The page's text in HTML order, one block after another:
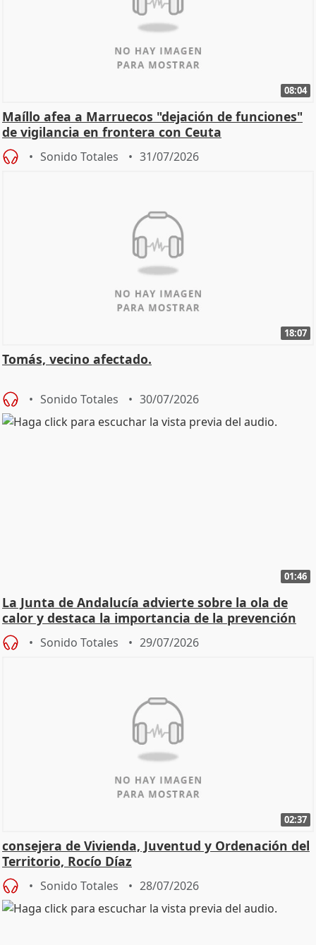
08:04
Maíllo afea a Marruecos "dejación de funciones"
de vigilancia en frontera con Ceuta
Sonido Totales 31/07/2026
18:07
Tomás, vecino afectado.
Sonido Totales 30/07/2026
01:46
La Junta de Andalucía advierte sobre la ola de
calor y destaca la importancia de la prevención
Sonido Totales 29/07/2026
02:37
consejera de Vivienda, Juventud y Ordenación del
Territorio, Rocío Díaz
Sonido Totales 28/07/2026